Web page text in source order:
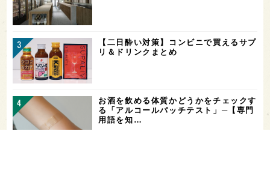
【二日酔い対策】コンビニで買えるサプ
リ＆ドリンクまとめ
お酒を飲める体質かどうかをチェックす
る「アルコールパッチテスト」─【専門
用語を知…